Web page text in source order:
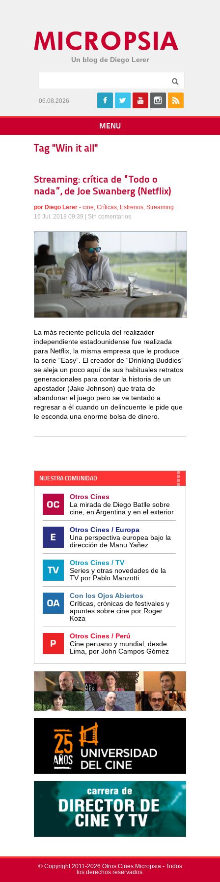
Un blog de Diego Lerer
06.08.2026
MENU
Tag "Win it all"
Streaming: crítica de “Todo o
nada”, de Joe Swanberg (Netflix)
por Diego Lerer - cine, Críticas, Estrenos, Streaming
16 Jul, 2018 09:39 | Sin comentarios
La más reciente película del realizador
independiente estadounidense fue realizada
para Netflix, la misma empresa que le produce
la serie “Easy”. El creador de “Drinking Buddies”
se aleja un poco aquí de sus habituales retratos
generacionales para contar la historia de un
apostador (Jake Johnson) que trata de
abandonar el juego pero se ve tentado a
regresar a él cuando un delincuente le pide que
le esconda una enorme bolsa de dinero.
NUESTRA COMUNIDAD
Otros Cines
La mirada de Diego Batlle sobre
cine, en Argentina y en el exterior
Otros Cines / Europa
Una perspectiva europea bajo la
dirección de Manu Yañez
Otros Cines / TV
Series y otras novedades de la
TV por Pablo Manzotti
Con los Ojos Abiertos
Críticas, crónicas de festivales y
apuntes sobre cine por Roger
Koza
Otros Cines / Perú
Cine peruano y mundial, desde
Lima, por John Campos Gómez
© Copyright 2011-2026 Otros Cines Micropsia - Todos
los derechos reservados.